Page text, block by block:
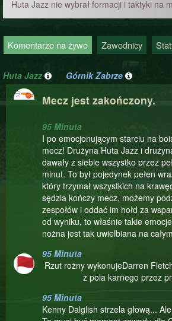
Huta Jazz nie wybrał formacji i taktyki na
Komentarze na żywo Zawodnicy
Huta Jazz Górnik Zabrze
Mecz jest zakończony.
95 Minuta
I po emocjonującym starciu na
mecz! Drużyna Huta Jazz i
dawały z siebie wszystko przez
minut. To był pojedynek pełen
który trzymał wszystkich na
sędzia kończy mecz, możemy
zespołów i oddać im hołd za
od wyniku, to właśnie takie
nożna jest tak uwielbiana na
95 Minuta
Rzut rożny wykonujeDarren
z pola karnego przez
95 Minuta
Kenny Dalglish strzela głową...